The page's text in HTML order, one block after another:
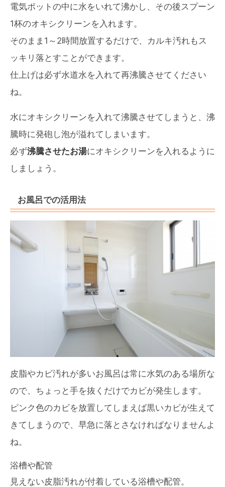
電気ポットの中に水をいれて沸かし、その後スプーン
1杯のオキシクリーンを入れます。
そのまま1～2時間放置するだけで、カルキ汚れもス
ッキリ落とすことができます。
仕上げは必ず水道水を入れて再沸騰させてください
ね。
水にオキシクリーンを入れて沸騰させてしまうと、沸
騰時に発砲し泡が溢れてしまいます。
必ず沸騰させたお湯にオキシクリーンを入れるように
しましょう。
お風呂での活用法
皮脂やカビ汚れが多いお風呂は常に水気のある場所な
ので、ちょっと手を抜くだけでカビが発生します。
ピンク色のカビを放置してしまえば黒いカビが生えて
きてしまうので、早急に落とさなければなりませんよ
ね。
浴槽や配管
見えない皮脂汚れが付着している浴槽や配管。